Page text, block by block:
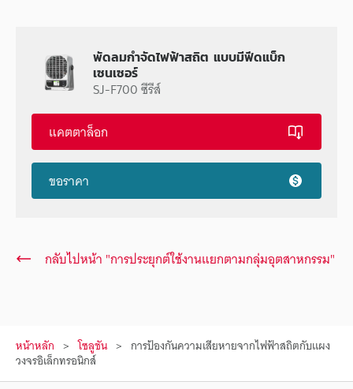
พัดลมกำจัดไฟฟ้าสถิต แบบมีฟีดแบ็ก
เซนเซอร์
SJ-F700 ซีรีส์
แคตตาล็อก
ขอราคา
กลับไปหน้า "การประยุกต์ใช้งานแยกตามกลุ่มอุตสาหกรรม"
หน้าหลัก โซลูชัน การป้องกันความเสียหายจากไฟฟ้าสถิตกับแผง
วงจรอิเล็กทรอนิกส์